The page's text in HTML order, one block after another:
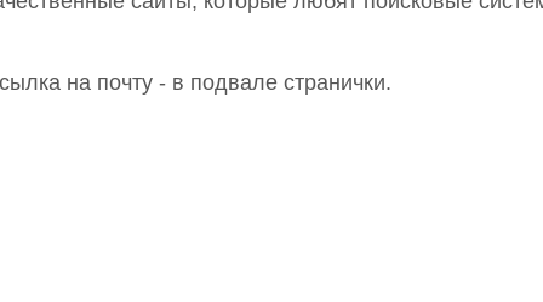
на почту - в подвале странички.